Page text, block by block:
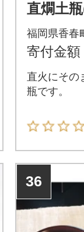
直燗土
2個付
福岡県香春
寄付金額
直火にその
瓶です。
36